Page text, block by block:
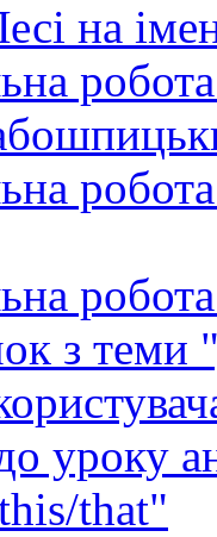
на
з теми
уроку
that"